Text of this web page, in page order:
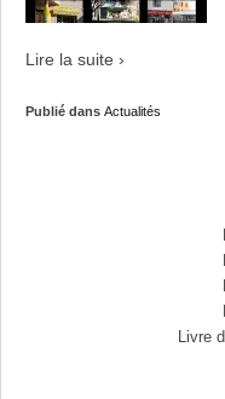
Lire la suite ›
Publié dans Actualités
Livre